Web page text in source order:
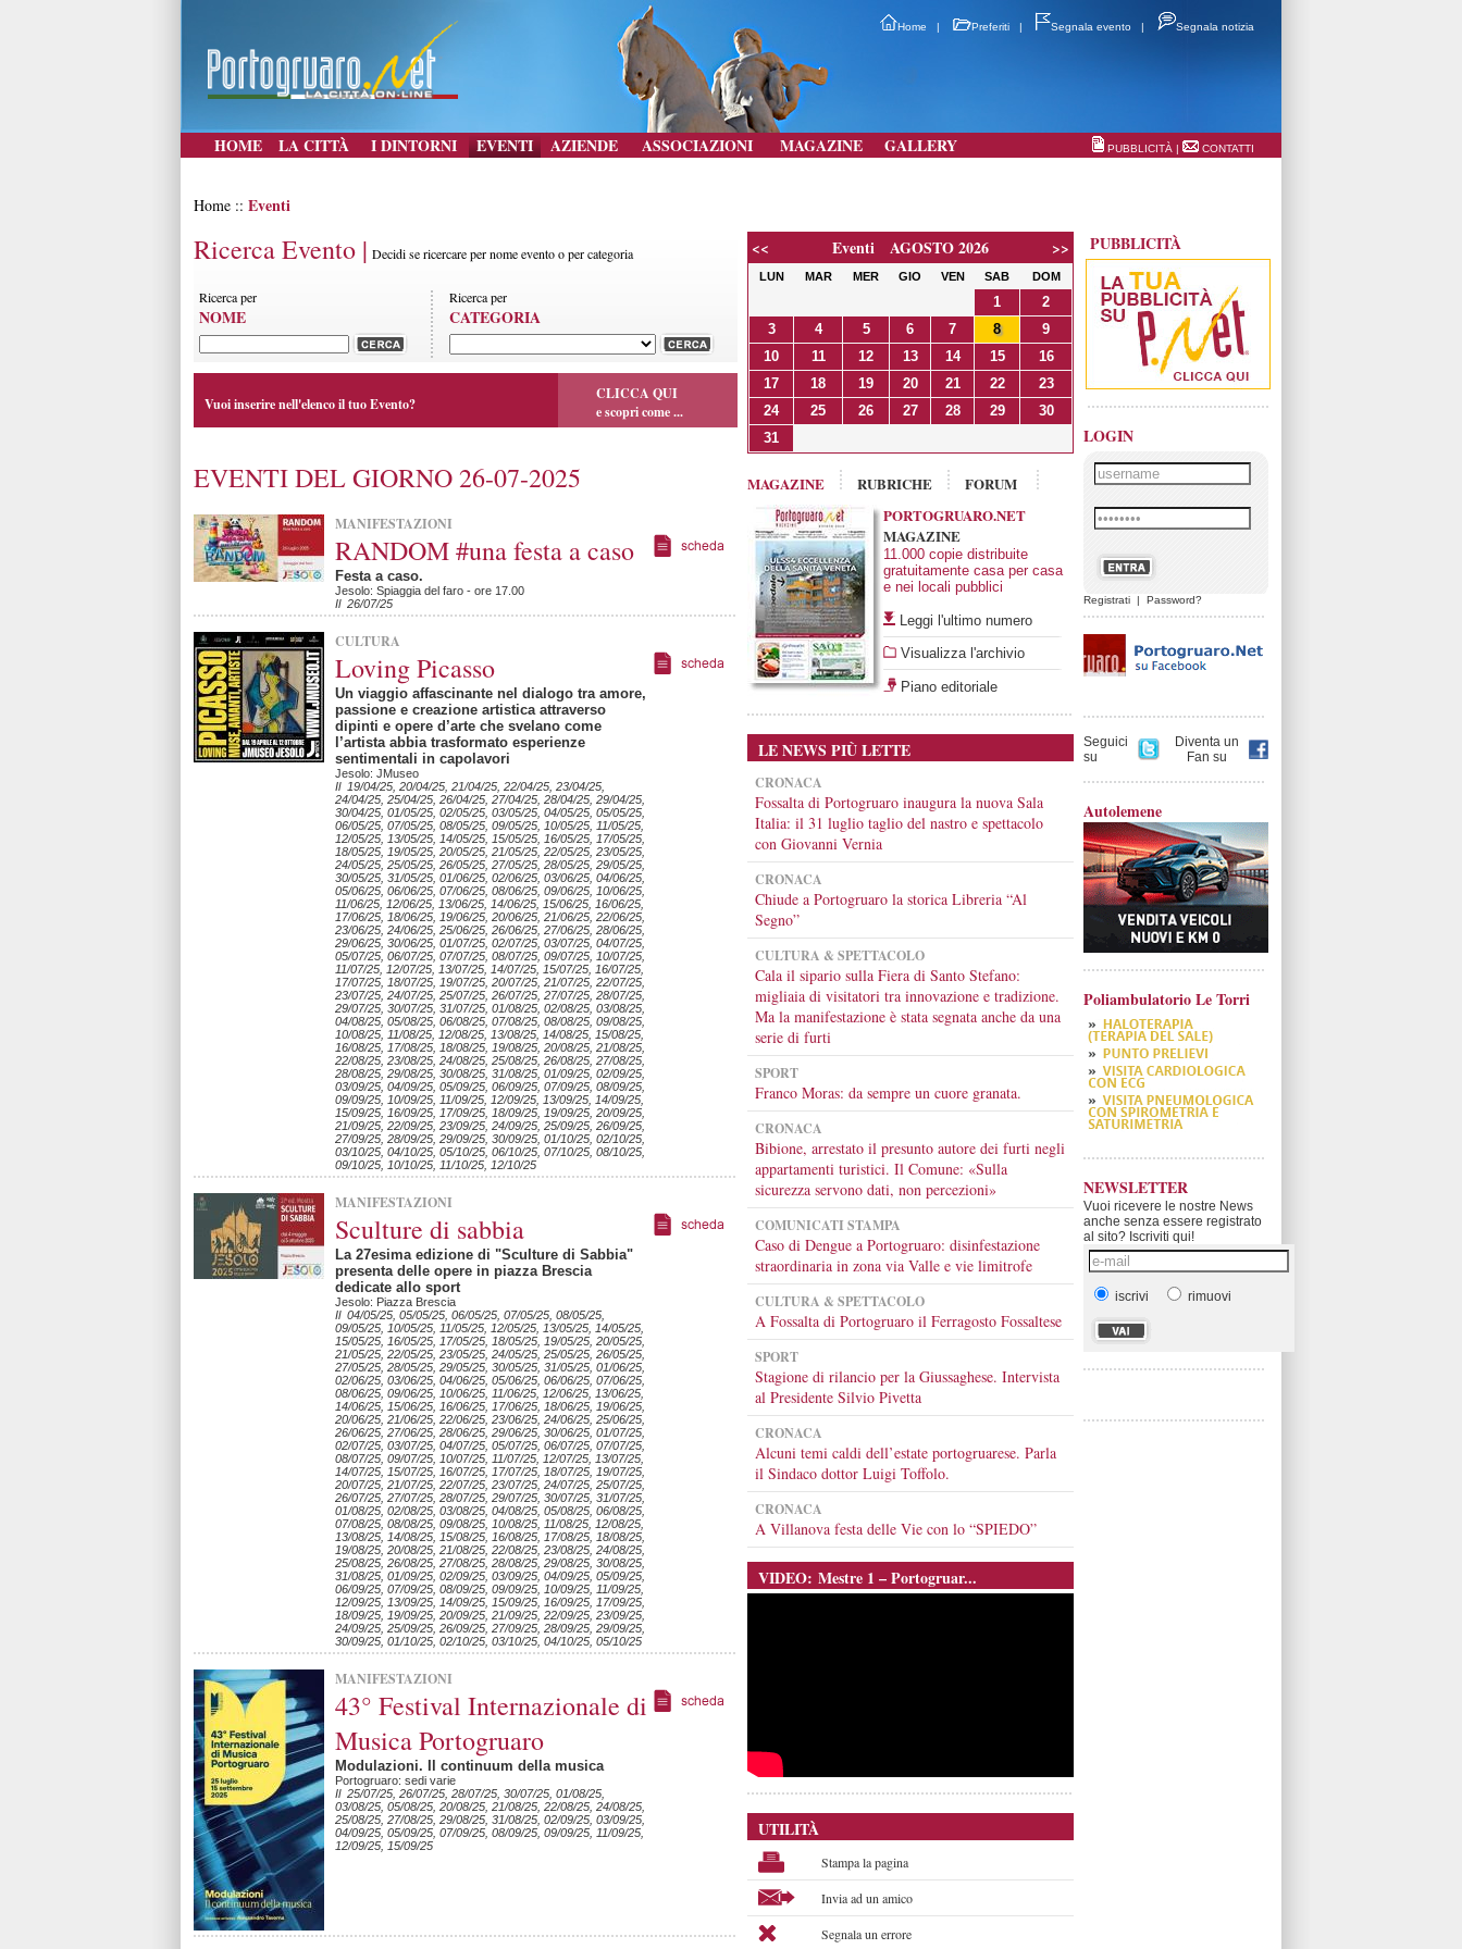
Home | Preferiti | Segnala evento | Segnala notizia
HOME LA CITTÀ I DINTORNI EVENTI AZIENDE ASSOCIAZIONI MAGAZINE GALLERY PUBBLICITÀ | CONTATTI
Home :: Eventi
Ricerca Evento | Decidi se ricercare per nome evento o per categoria
Ricerca per
NOME
Ricerca per
CATEGORIA
Vuoi inserire nell'elenco il tuo Evento?
CLICCA QUI
e scopri come ...
EVENTI DEL GIORNO 26-07-2025
MANIFESTAZIONI
RANDOM #una festa a caso
Festa a caso.
Jesolo: Spiaggia del faro - ore 17.00
Il 26/07/25
CULTURA
Loving Picasso
Un viaggio affascinante nel dialogo tra amore,
passione e creazione artistica attraverso
dipinti e opere d’arte che svelano come
l’artista abbia trasformato esperienze
sentimentali in capolavori
Jesolo: JMuseo
Il 19/04/25, 20/04/25, 21/04/25, 22/04/25, 23/04/25,
24/04/25, 25/04/25, 26/04/25, 27/04/25, 28/04/25, 29/04/25,
30/04/25, 01/05/25, 02/05/25, 03/05/25, 04/05/25, 05/05/25,
06/05/25, 07/05/25, 08/05/25, 09/05/25, 10/05/25, 11/05/25,
12/05/25, 13/05/25, 14/05/25, 15/05/25, 16/05/25, 17/05/25,
18/05/25, 19/05/25, 20/05/25, 21/05/25, 22/05/25, 23/05/25,
24/05/25, 25/05/25, 26/05/25, 27/05/25, 28/05/25, 29/05/25,
30/05/25, 31/05/25, 01/06/25, 02/06/25, 03/06/25, 04/06/25,
05/06/25, 06/06/25, 07/06/25, 08/06/25, 09/06/25, 10/06/25,
11/06/25, 12/06/25, 13/06/25, 14/06/25, 15/06/25, 16/06/25,
17/06/25, 18/06/25, 19/06/25, 20/06/25, 21/06/25, 22/06/25,
23/06/25, 24/06/25, 25/06/25, 26/06/25, 27/06/25, 28/06/25,
29/06/25, 30/06/25, 01/07/25, 02/07/25, 03/07/25, 04/07/25,
05/07/25, 06/07/25, 07/07/25, 08/07/25, 09/07/25, 10/07/25,
11/07/25, 12/07/25, 13/07/25, 14/07/25, 15/07/25, 16/07/25,
17/07/25, 18/07/25, 19/07/25, 20/07/25, 21/07/25, 22/07/25,
23/07/25, 24/07/25, 25/07/25, 26/07/25, 27/07/25, 28/07/25,
29/07/25, 30/07/25, 31/07/25, 01/08/25, 02/08/25, 03/08/25,
04/08/25, 05/08/25, 06/08/25, 07/08/25, 08/08/25, 09/08/25,
10/08/25, 11/08/25, 12/08/25, 13/08/25, 14/08/25, 15/08/25,
16/08/25, 17/08/25, 18/08/25, 19/08/25, 20/08/25, 21/08/25,
22/08/25, 23/08/25, 24/08/25, 25/08/25, 26/08/25, 27/08/25,
28/08/25, 29/08/25, 30/08/25, 31/08/25, 01/09/25, 02/09/25,
03/09/25, 04/09/25, 05/09/25, 06/09/25, 07/09/25, 08/09/25,
09/09/25, 10/09/25, 11/09/25, 12/09/25, 13/09/25, 14/09/25,
15/09/25, 16/09/25, 17/09/25, 18/09/25, 19/09/25, 20/09/25,
21/09/25, 22/09/25, 23/09/25, 24/09/25, 25/09/25, 26/09/25,
27/09/25, 28/09/25, 29/09/25, 30/09/25, 01/10/25, 02/10/25,
03/10/25, 04/10/25, 05/10/25, 06/10/25, 07/10/25, 08/10/25,
09/10/25, 10/10/25, 11/10/25, 12/10/25
MANIFESTAZIONI
Sculture di sabbia
La 27esima edizione di "Sculture di Sabbia"
presenta delle opere in piazza Brescia
dedicate allo sport
Jesolo: Piazza Brescia
Il 04/05/25, 05/05/25, 06/05/25, 07/05/25, 08/05/25,
09/05/25, 10/05/25, 11/05/25, 12/05/25, 13/05/25, 14/05/25,
15/05/25, 16/05/25, 17/05/25, 18/05/25, 19/05/25, 20/05/25,
21/05/25, 22/05/25, 23/05/25, 24/05/25, 25/05/25, 26/05/25,
27/05/25, 28/05/25, 29/05/25, 30/05/25, 31/05/25, 01/06/25,
02/06/25, 03/06/25, 04/06/25, 05/06/25, 06/06/25, 07/06/25,
08/06/25, 09/06/25, 10/06/25, 11/06/25, 12/06/25, 13/06/25,
14/06/25, 15/06/25, 16/06/25, 17/06/25, 18/06/25, 19/06/25,
20/06/25, 21/06/25, 22/06/25, 23/06/25, 24/06/25, 25/06/25,
26/06/25, 27/06/25, 28/06/25, 29/06/25, 30/06/25, 01/07/25,
02/07/25, 03/07/25, 04/07/25, 05/07/25, 06/07/25, 07/07/25,
08/07/25, 09/07/25, 10/07/25, 11/07/25, 12/07/25, 13/07/25,
14/07/25, 15/07/25, 16/07/25, 17/07/25, 18/07/25, 19/07/25,
20/07/25, 21/07/25, 22/07/25, 23/07/25, 24/07/25, 25/07/25,
26/07/25, 27/07/25, 28/07/25, 29/07/25, 30/07/25, 31/07/25,
01/08/25, 02/08/25, 03/08/25, 04/08/25, 05/08/25, 06/08/25,
07/08/25, 08/08/25, 09/08/25, 10/08/25, 11/08/25, 12/08/25,
13/08/25, 14/08/25, 15/08/25, 16/08/25, 17/08/25, 18/08/25,
19/08/25, 20/08/25, 21/08/25, 22/08/25, 23/08/25, 24/08/25,
25/08/25, 26/08/25, 27/08/25, 28/08/25, 29/08/25, 30/08/25,
31/08/25, 01/09/25, 02/09/25, 03/09/25, 04/09/25, 05/09/25,
06/09/25, 07/09/25, 08/09/25, 09/09/25, 10/09/25, 11/09/25,
12/09/25, 13/09/25, 14/09/25, 15/09/25, 16/09/25, 17/09/25,
18/09/25, 19/09/25, 20/09/25, 21/09/25, 22/09/25, 23/09/25,
24/09/25, 25/09/25, 26/09/25, 27/09/25, 28/09/25, 29/09/25,
30/09/25, 01/10/25, 02/10/25, 03/10/25, 04/10/25, 05/10/25
MANIFESTAZIONI
43° Festival Internazionale di
Musica Portogruaro
Modulazioni. Il continuum della musica
Portogruaro: sedi varie
Il 25/07/25, 26/07/25, 28/07/25, 30/07/25, 01/08/25,
03/08/25, 05/08/25, 20/08/25, 21/08/25, 22/08/25, 24/08/25,
25/08/25, 27/08/25, 29/08/25, 31/08/25, 02/09/25, 03/09/25,
04/09/25, 05/09/25, 07/09/25, 08/09/25, 09/09/25, 11/09/25,
12/09/25, 15/09/25
<< Eventi AGOSTO 2026 >>
LUN MAR MER GIO VEN SAB DOM
1
2
3
4 5 6 7 8
9
10
11 12 13 14 15
16
17
18 19 20 21 22
23
24
25 26 27 28 29
30
31
MAGAZINE RUBRICHE
FORUM
PORTOGRUARO.NET
MAGAZINE
11.000 copie distribuite
gratuitamente casa per casa
e nei locali pubblici
Leggi l'ultimo numero
Visualizza l'archivio
Piano editoriale
LE NEWS PIÙ LETTE
CRONACA
Fossalta di Portogruaro inaugura la nuova Sala
Italia: il 31 luglio taglio del nastro e spettacolo
con Giovanni Vernia
CRONACA
Chiude a Portogruaro la storica Libreria “Al
Segno”
CULTURA & SPETTACOLO
Cala il sipario sulla Fiera di Santo Stefano:
migliaia di visitatori tra innovazione e tradizione.
Ma la manifestazione è stata segnata anche da una
serie di furti
SPORT
Franco Moras: da sempre un cuore granata.
CRONACA
Bibione, arrestato il presunto autore dei furti negli
appartamenti turistici. Il Comune: «Sulla
sicurezza servono dati, non percezioni»
COMUNICATI STAMPA
Caso di Dengue a Portogruaro: disinfestazione
straordinaria in zona via Valle e vie limitrofe
CULTURA & SPETTACOLO
A Fossalta di Portogruaro il Ferragosto Fossaltese
SPORT
Stagione di rilancio per la Giussaghese. Intervista
al Presidente Silvio Pivetta
CRONACA
Alcuni temi caldi dell’estate portogruarese. Parla
il Sindaco dottor Luigi Toffolo.
CRONACA
A Villanova festa delle Vie con lo “SPIEDO”
VIDEO: Mestre 1 – Portogruar...
UTILITÀ
Stampa la pagina
Invia ad un amico
Segnala un errore
PUBBLICITÀ
LOGIN
Registrati | Password?
Seguici
su
Diventa un
Fan su
Autolemene
Poliambulatorio Le Torri
NEWSLETTER
Vuoi ricevere le nostre News
anche senza essere registrato
al sito? Iscriviti qui!
iscrivi rimuovi